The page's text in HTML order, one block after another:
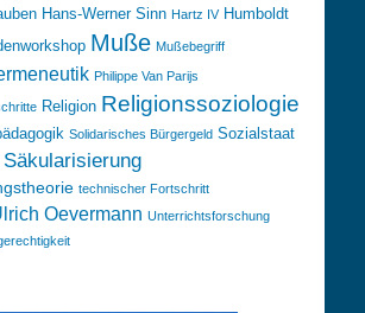
Hans-Werner Sinn Hartz IV Humboldt
Muße Mußebegriff
Philippe Van Parijs
Religion Religionssoziologie
Solidarisches Bürgergeld Sozialstaat
Säkularisierung
technischer Fortschritt
Oevermann Unterrichtsforschung